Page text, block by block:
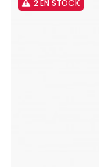
2 EN STOCK